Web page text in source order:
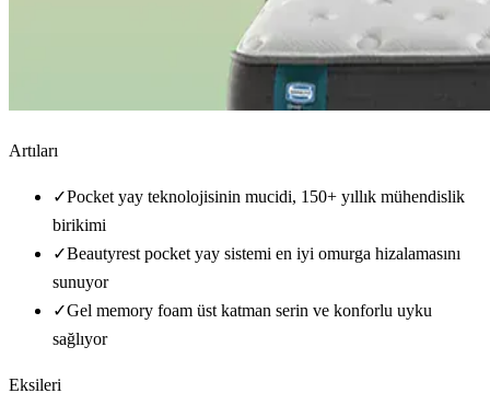
Artıları
✓Pocket yay teknolojisinin mucidi, 150+ yıllık mühendislik
birikimi
✓Beautyrest pocket yay sistemi en iyi omurga hizalamasını
sunuyor
✓Gel memory foam üst katman serin ve konforlu uyku
sağlıyor
Eksileri